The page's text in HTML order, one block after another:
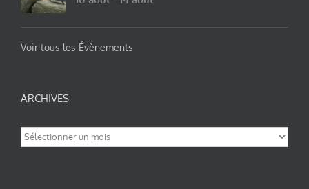
Voir tous les Évènements
ARCHIVES
Archives